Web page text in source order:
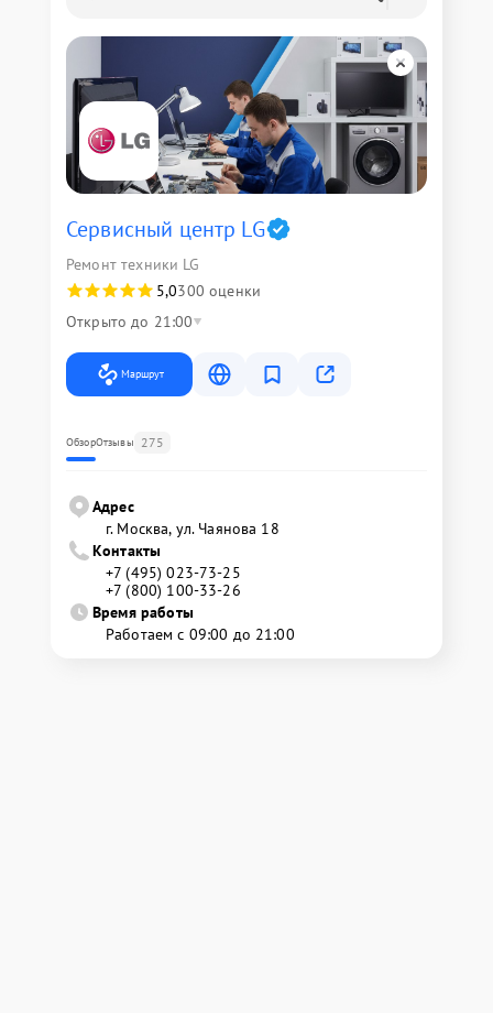
Сервисный центр LG
Ремонт техники LG
5,0300 оценки
Открыто до 21:00
Маршрут
ОбзорОтзывы 275
Адрес
г. Москва, ул. Чаянова 18
Контакты
+7 (495) 023-73-25
+7 (800) 100-33-26
Время работы
Работаем с 09:00 до 21:00